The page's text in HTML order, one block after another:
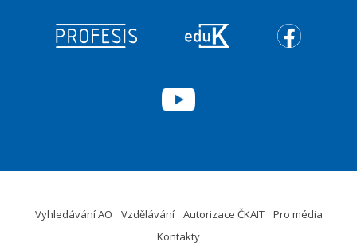
Vyhledávání AO Vzdělávání Autorizace ČKAIT
Pro média
Kontakty